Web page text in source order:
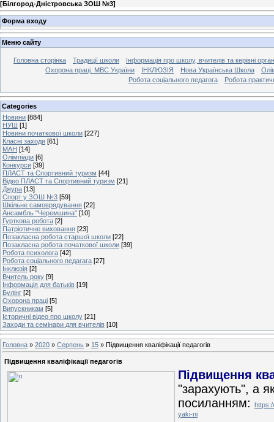
[Білгород-Дністровська ЗОШ №3]
Форма входу
Меню сайту
Головна сторінка Традиції школи
Інформація про школу, вчителів та керівні
Охорона праці. МВС України
ІНКЛЮЗІЯ Нова Українська Школа
Робота соціального педагога
Робота
Categories
Новини [884]
НУШ [1]
Новини початкової школи [227]
Класні заходи [61]
МАН [14]
Олімпіади [6]
Конкурси [39]
ПЛАСТ та Спортивний туризм [44]
Відео ПЛАСТ та Спортивний туризм [21]
Джура [13]
Спорт у ЗОШ №3 [59]
Шкільне самоврядування [22]
Ансамбль "Черемшина" [10]
Гурткова робота [2]
Патріотичне виховання [23]
Позакласна робота старшої школи [22]
Позакласна робота початкової школи [39]
Робота психолога [42]
Робота соціального педагага [27]
Інклюзія [2]
Вчитель року [9]
Інформація для батьків [19]
Булінг [2]
Охорона праці [5]
Випускникам [5]
Історичні відео про школу [21]
Заходи та семінари для вчителів [10]
Головна » 2020 » Серпень » 15 » Підвищення кваліфікації педагогів
Підвищення кваліфікації педагогів
Підвищення
"зарахують", а
посиланням:
yaki-ni